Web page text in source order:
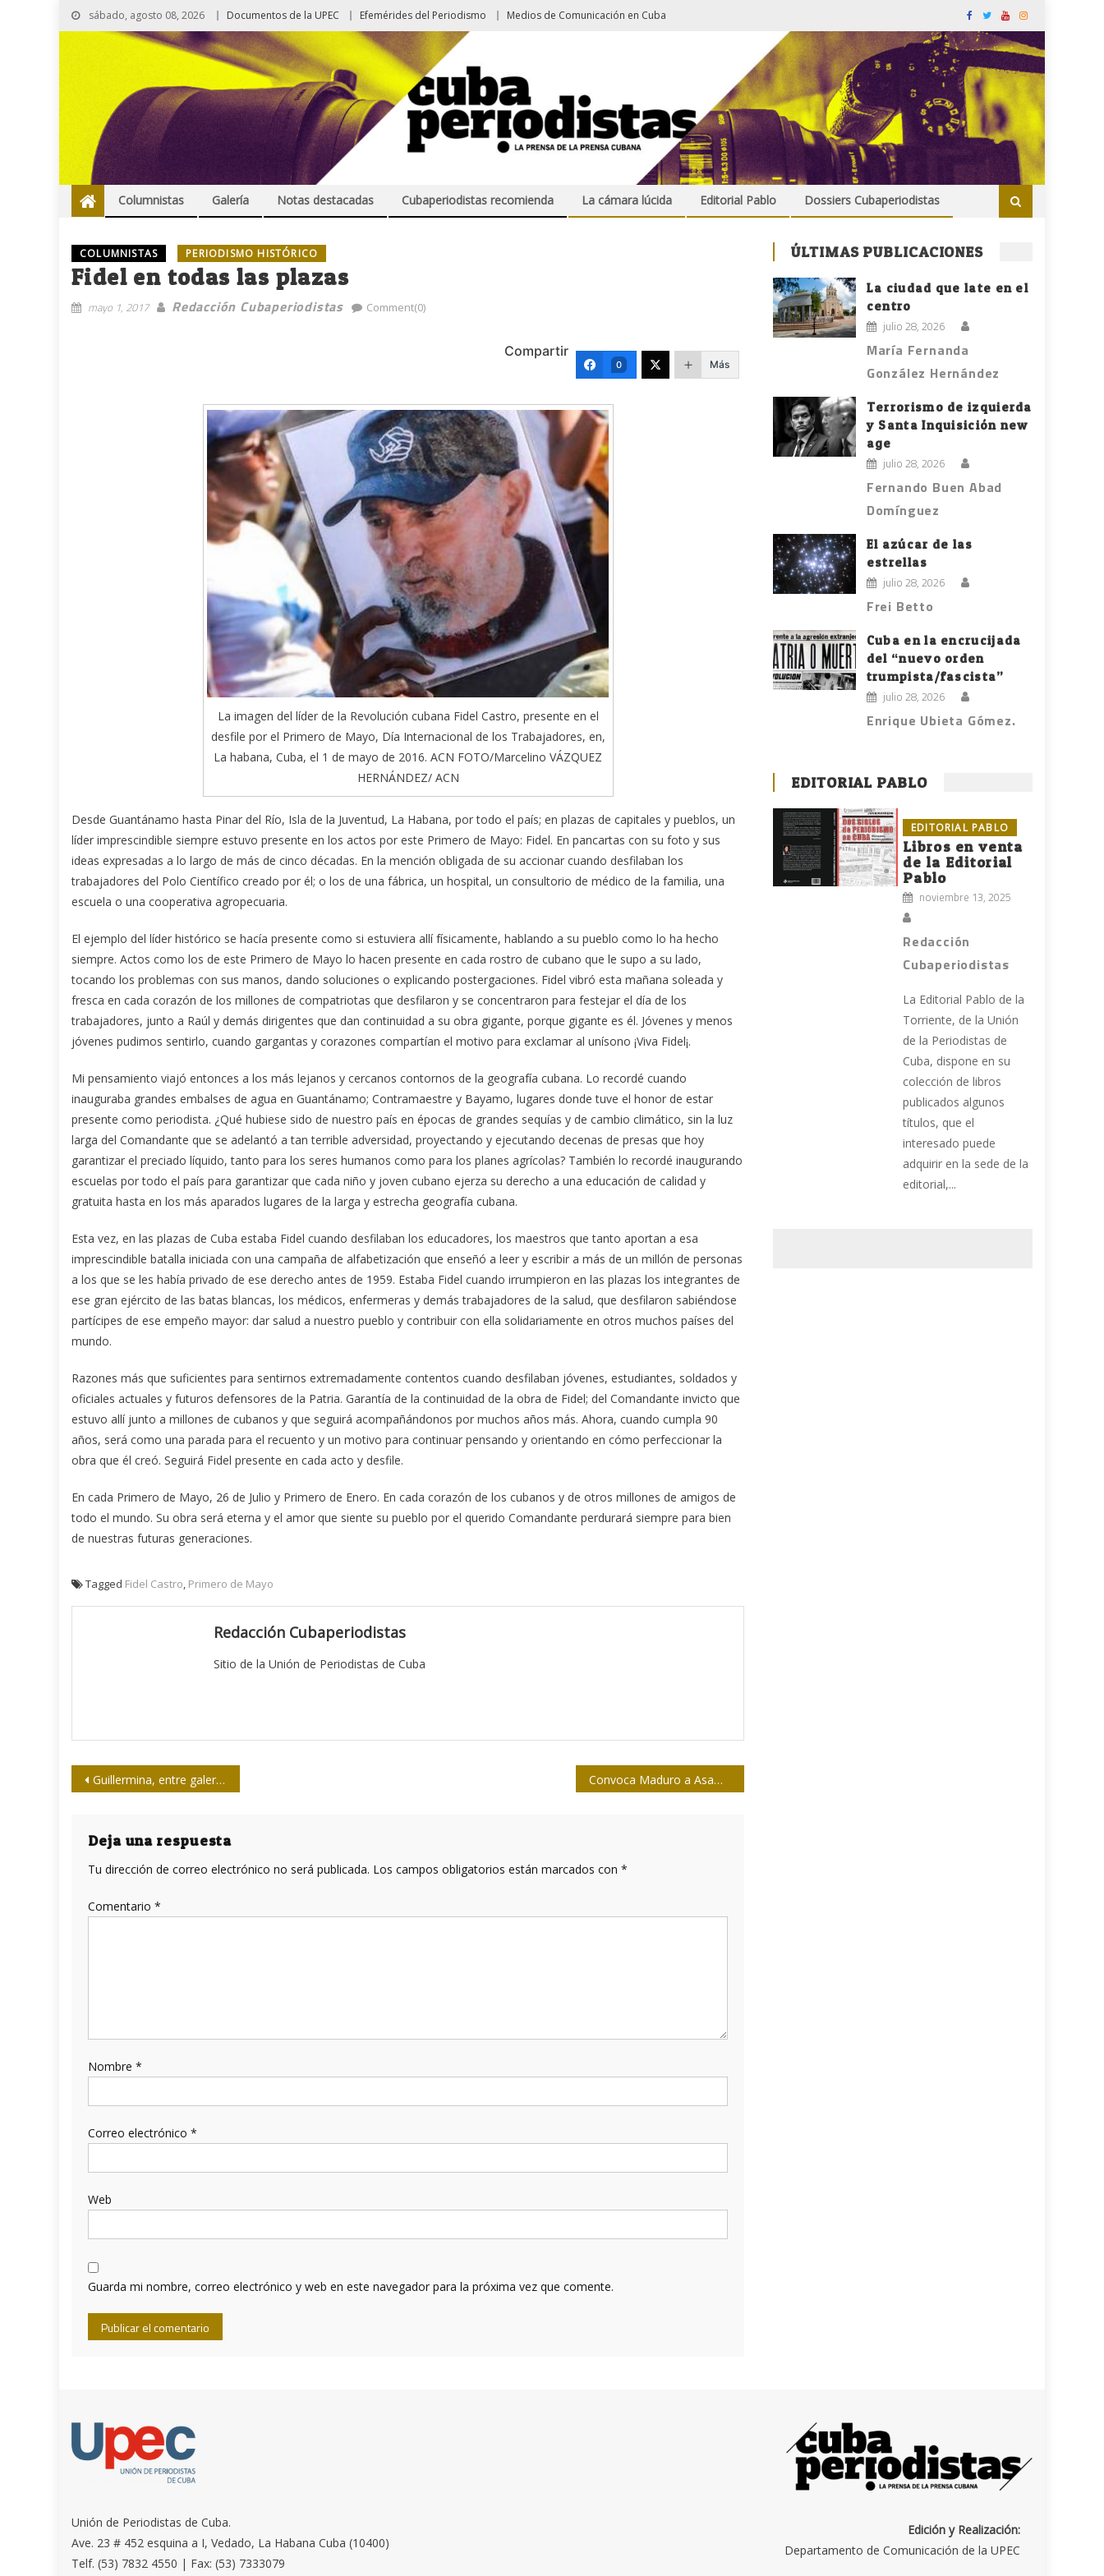
sábado, agosto 08, 2026 Documentos de la UPEC Efemérides del Periodismo Medios de Comunicación en Cuba
Columnistas Galería Notas destacadas Cubaperiodistas recomienda La cámara lúcida Editorial Pablo Dossiers Cubaperiodistas
COLUMNISTAS PERIODISMO HISTÓRICO
Fidel en todas las plazas
mayo 1, 2017 Redacción Cubaperiodistas Comment(0)
Compartir
0 Más
La imagen del líder de la Revolución cubana Fidel Castro, presente en el
desfile por el Primero de Mayo, Día Internacional de los Trabajadores, en,
La habana, Cuba, el 1 de mayo de 2016. ACN FOTO/Marcelino VÁZQUEZ
HERNÁNDEZ/ ACN
Desde Guantánamo hasta Pinar del Río, Isla de la Juventud, La Habana, por todo el país; en plazas de capitales y pueblos, un
líder imprescindible siempre estuvo presente en los actos por este Primero de Mayo: Fidel. En pancartas con su foto y sus
ideas expresadas a lo largo de más de cinco décadas. En la mención obligada de su accionar cuando desfilaban los
trabajadores del Polo Científico creado por él; o los de una fábrica, un hospital, un consultorio de médico de la familia, una
escuela o una cooperativa agropecuaria.
El ejemplo del líder histórico se hacía presente como si estuviera allí físicamente, hablando a su pueblo como lo ha hecho
siempre. Actos como los de este Primero de Mayo lo hacen presente en cada rostro de cubano que le supo a su lado,
tocando los problemas con sus manos, dando soluciones o explicando postergaciones. Fidel vibró esta mañana soleada y
fresca en cada corazón de los millones de compatriotas que desfilaron y se concentraron para festejar el día de los
trabajadores, junto a Raúl y demás dirigentes que dan continuidad a su obra gigante, porque gigante es él. Jóvenes y menos
jóvenes pudimos sentirlo, cuando gargantas y corazones compartían el motivo para exclamar al unísono ¡Viva Fidel¡.
Mi pensamiento viajó entonces a los más lejanos y cercanos contornos de la geografía cubana. Lo recordé cuando
inauguraba grandes embalses de agua en Guantánamo; Contramaestre y Bayamo, lugares donde tuve el honor de estar
presente como periodista. ¿Qué hubiese sido de nuestro país en épocas de grandes sequías y de cambio climático, sin la luz
larga del Comandante que se adelantó a tan terrible adversidad, proyectando y ejecutando decenas de presas que hoy
garantizar el preciado líquido, tanto para los seres humanos como para los planes agrícolas? También lo recordé inaugurando
escuelas por todo el país para garantizar que cada niño y joven cubano ejerza su derecho a una educación de calidad y
gratuita hasta en los más aparados lugares de la larga y estrecha geografía cubana.
Esta vez, en las plazas de Cuba estaba Fidel cuando desfilaban los educadores, los maestros que tanto aportan a esa
imprescindible batalla iniciada con una campaña de alfabetización que enseñó a leer y escribir a más de un millón de personas
a los que se les había privado de ese derecho antes de 1959. Estaba Fidel cuando irrumpieron en las plazas los integrantes de
ese gran ejército de las batas blancas, los médicos, enfermeras y demás trabajadores de la salud, que desfilaron sabiéndose
partícipes de ese empeño mayor: dar salud a nuestro pueblo y contribuir con ella solidariamente en otros muchos países del
mundo.
Razones más que suficientes para sentirnos extremadamente contentos cuando desfilaban jóvenes, estudiantes, soldados y
oficiales actuales y futuros defensores de la Patria. Garantía de la continuidad de la obra de Fidel; del Comandante invicto que
estuvo allí junto a millones de cubanos y que seguirá acompañándonos por muchos años más. Ahora, cuando cumpla 90
años, será como una parada para el recuento y un motivo para continuar pensando y orientando en cómo perfeccionar la
obra que él creó. Seguirá Fidel presente en cada acto y desfile.
En cada Primero de Mayo, 26 de Julio y Primero de Enero. En cada corazón de los cubanos y de otros millones de amigos de
todo el mundo. Su obra será eterna y el amor que siente su pueblo por el querido Comandante perdurará siempre para bien
de nuestras futuras generaciones.
Tagged Fidel Castro, Primero de Mayo
Redacción Cubaperiodistas
Sitio de la Unión de Periodistas de Cuba
Navegación
entradas
Guillermina, entre galeras y pantallas de computadoras Convoca Maduro a Asamblea Nacional Constituyente en Venezuela
Deja una respuesta
Tu dirección de correo electrónico no será publicada. Los campos obligatorios están marcados con *
Comentario *
Nombre *
Correo electrónico *
Web
Guarda mi nombre, correo electrónico y web en este navegador para la próxima vez que comente.
ÚLTIMAS PUBLICACIONES
La ciudad que late en el
centro
julio 28, 2026
María Fernanda
González Hernández
Terrorismo de izquierda
y Santa Inquisición new
age
julio 28, 2026
Fernando Buen Abad
Domínguez
El azúcar de las
estrellas
julio 28, 2026
Frei Betto
Cuba en la encrucijada
del “nuevo orden
trumpista/fascista”
julio 28, 2026
Enrique Ubieta Gómez.
EDITORIAL PABLO
EDITORIAL PABLO
Libros en venta
de la Editorial
Pablo
noviembre 13, 2025
Redacción
Cubaperiodistas
La Editorial Pablo de la
Torriente, de la Unión
de la Periodistas de
Cuba, dispone en su
colección de libros
publicados algunos
títulos, que el
interesado puede
adquirir en la sede de la
editorial,...
Unión de Periodistas de Cuba.
Ave. 23 # 452 esquina a I, Vedado, La Habana Cuba (10400)
Telf. (53) 7832 4550 | Fax: (53) 7333079
Edición y Realización:
Departamento de Comunicación de la UPEC